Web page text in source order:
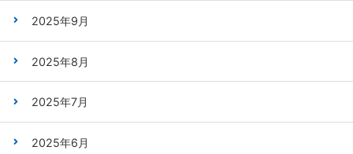
2025年9月
2025年8月
2025年7月
2025年6月